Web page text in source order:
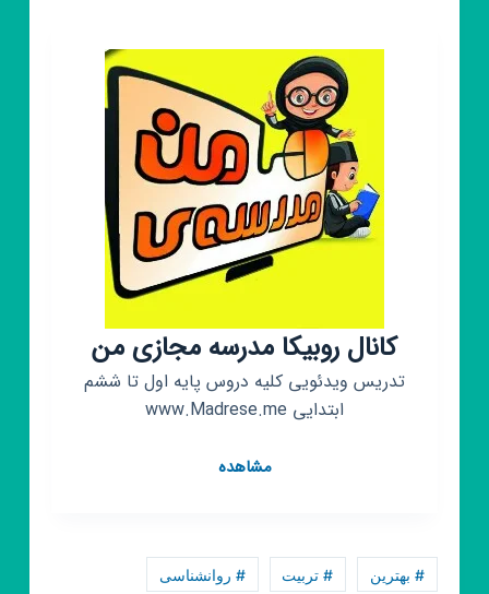
کانال روبیکا مدرسه مجازی من
تدریس ویدئویی کلیه دروس پایه اول تا ششم
ابتدایی www.Madrese.me
مشاهدهکانال
من
# بهترین # تربیت # روانشناسی